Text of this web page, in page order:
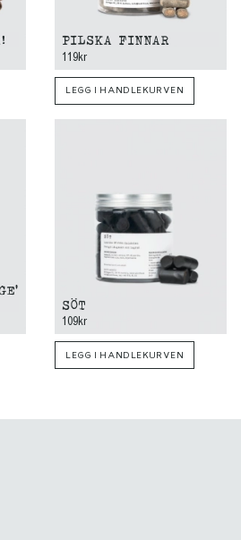
PILSKA FINNAR
119kr
LEGG I HANDLEKURVEN
SÖT
109kr
LEGG I HANDLEKURVEN